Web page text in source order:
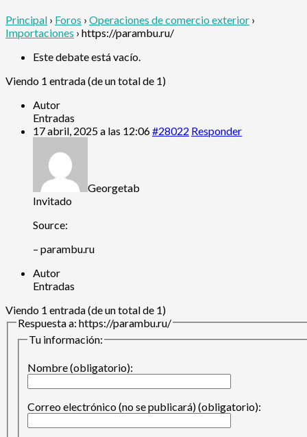
Principal › Foros › Operaciones de comercio exterior ›
Importaciones › https://parambu.ru/
Este debate está vacío.
Viendo 1 entrada (de un total de 1)
Autor
Entradas
17 abril, 2025 a las 12:06#28022 Responder
Georgetab
Invitado
Source:
– parambu.ru
Autor
Entradas
Viendo 1 entrada (de un total de 1)
Respuesta a: https://parambu.ru/
Tu información:
Nombre (obligatorio):
Correo electrónico (no se publicará) (obligatorio):